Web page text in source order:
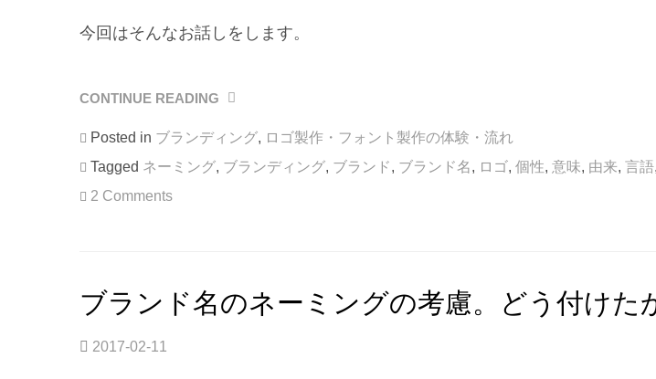
今回はそんなお話しをします。
CONTINUE READING
“ブ
ン
ド
名
る
事
Posted in ブランディング, ロゴ製作・フォント製作の体験・流れ
Tagged ネーミング, ブランディング, ブランド, ブランド名, ロゴ, 個性, 意味, 由来, 言語,
2 Comments
ブランド名のネーミングの考慮。どう付けた
2017-02-11